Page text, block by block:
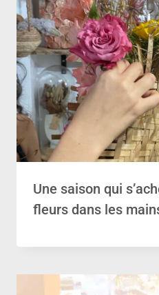
Une saison qui
fleurs dans les